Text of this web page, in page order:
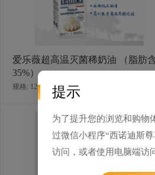
爱乐薇超高温灭菌稀奶油 （脂肪
35%）
规格: 12盒×1升 / 箱
提示
为了提升您的浏览和购物
过微信小程序“西诺迪斯
访问，或者使用电脑端访